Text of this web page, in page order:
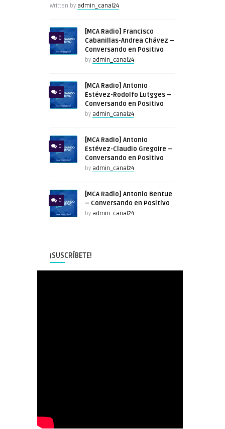
Written by admin_canal24
0
[MCA Radio] Francisco
Cabanillas-Andrea Chávez –
Conversando en Positivo
by admin_canal24
0
[MCA Radio] Antonio
Estévez-Rodolfo Lutgges –
Conversando en Positivo
by admin_canal24
0
[MCA Radio] Antonio
Estévez-Claudio Gregoire –
Conversando en Positivo
by admin_canal24
0
[MCA Radio] Antonio Bentue
– Conversando en Positivo
by admin_canal24
¡SUSCRÍBETE!